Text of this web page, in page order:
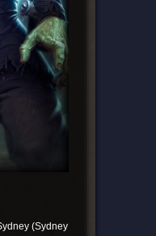
(Sydney